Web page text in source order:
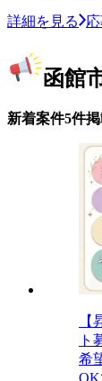
詳細を見る
函館
新着案件5件掲
ト
希